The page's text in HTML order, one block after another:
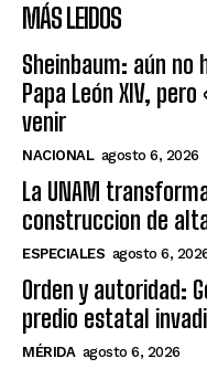
MÁS LEIDOS
Sheinbaum: aún
Papa León XIV,
venir
NACIONAL agosto 6, 2026
La UNAM
construccion de
ESPECIALES agosto 6,
Orden y autoridad:
predio estatal
MÉRIDA agosto 6, 2026